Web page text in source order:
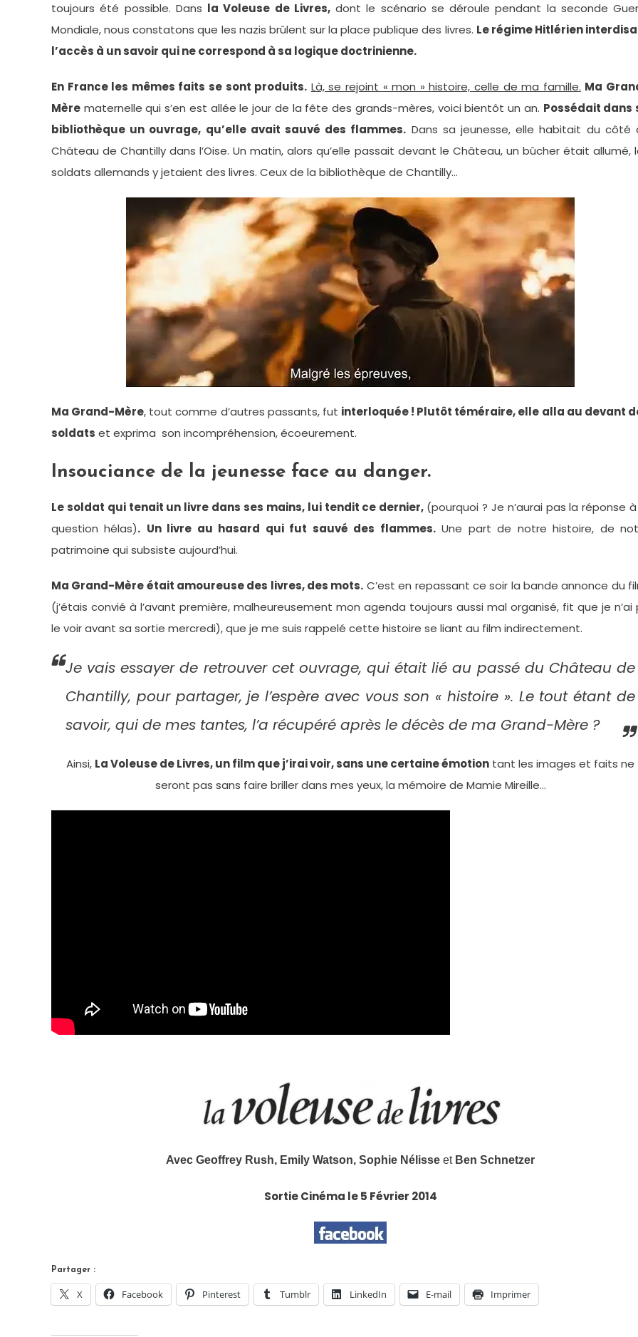
toujours été possible. Dans la Voleuse de Livres,dont le scénario se déroule pendant la seconde
Mondiale, nous constatons que les nazis brûlent sur la place publique des livres. Le régime Hitlérien
l’accès à un savoir qui ne correspond à sa logique doctrinienne.
En France les mêmes faits se sont produits. Là, se rejoint « mon » histoire, celle de ma famille. Ma
Mère maternelle qui s’en est allée le jour de la fête des grands-mères, voici bientôt un an. Possédait dans
bibliothèque un ouvrage, qu’elle avait sauvé des flammes. Dans sa jeunesse, elle habitait du côté
Château de Chantilly dans l’Oise. Un matin, alors qu’elle passait devant le Château, un bûcher était allumé,
soldats allemands y jetaient des livres. Ceux de la bibliothèque de Chantilly…
Ma Grand-Mère, tout comme d’autres passants, fut interloquée ! Plutôt téméraire, elle alla au devant
soldats et exprima son incompréhension, écoeurement.
Insouciance de la jeunesse face au danger.
Le soldat qui tenait un livre dans ses mains, lui tendit ce dernier, (pourquoi ? Je n’aurai pas la réponse
question hélas). Un livre au hasard qui fut sauvé des flammes.Une part de notre histoire, de
patrimoine qui subsiste aujourd’hui.
Ma Grand-Mère était amoureuse des livres, des mots. C’est en repassant ce soir la bande annonce du
(j’étais convié à l’avant première, malheureusement mon agenda toujours aussi mal organisé, fit que je n’ai
le voir avant sa sortie mercredi), que je me suis rappelé cette histoire se liant au film indirectement.
Je vais essayer de retrouver cet ouvrage, qui était lié au passé du Château de
Chantilly, pour partager, je l’espère avec vous son « histoire ». Le tout étant de
savoir, qui de mes tantes, l’a récupéré après le décès de ma Grand-Mère ?
Ainsi, La Voleuse de Livres, un film que j’irai voir, sans une certaine émotion tant les images et faits ne
seront pas sans faire briller dans mes yeux, la mémoire de Mamie Mireille…
Avec Geoffrey Rush, Emily Watson, Sophie Nélisse et Ben Schnetzer
Sortie Cinéma le 5 Février 2014
Partager :
X Facebook Pinterest Tumblr LinkedIn E-mail Imprimer